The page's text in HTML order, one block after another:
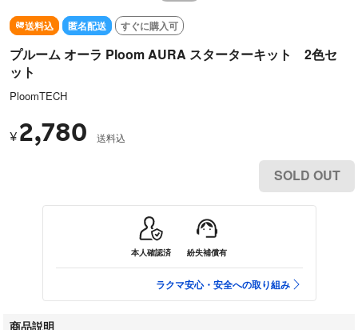
送料込 匿名配送 すぐに購入可
プルーム オーラ Ploom AURA スターターキット 2色セ
ット
PloomTECH
¥ 2,780 送料込
SOLD OUT
本人確認済 紛失補償有
ラクマ安心・安全への取り組み
商品説明